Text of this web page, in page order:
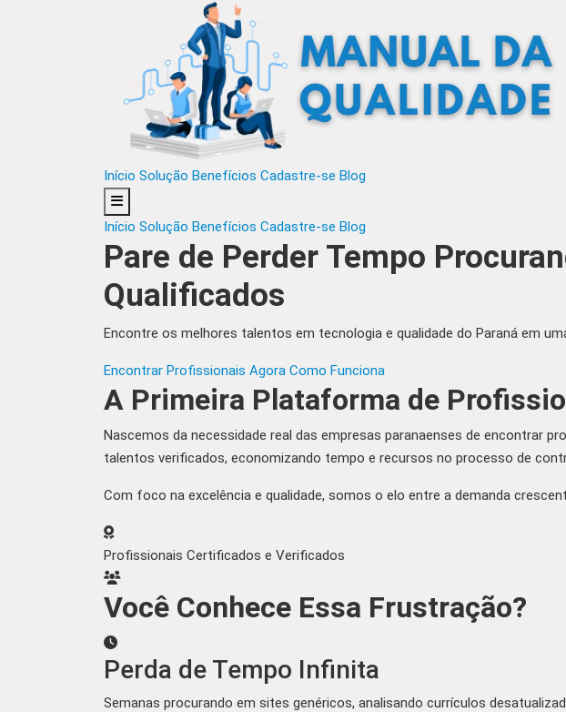
Início Solução Benefícios Cadastre-se Blog
Início Solução Benefícios Cadastre-se Blog
Pare de Perder Tempo
Qualificados
Encontre os melhores talentos em tecnologia e qualidade do Paraná em
Encontrar Profissionais Agora Como Funciona
A Primeira Plataforma de
Nascemos da necessidade real das empresas paranaenses de encontrar
talentos verificados, economizando tempo e recursos no processo de
Com foco na excelência e qualidade, somos o elo entre a demanda
Profissionais Certificados e Verificados
Você Conhece Essa Frustração?
Perda de Tempo Infinita
Semanas procurando em sites genéricos, analisando currículos